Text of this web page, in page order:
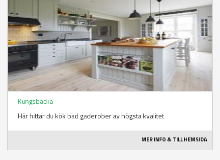
Kungsbacka
Här hittar du kök bad gaderober av högsta kvalitet
MER INFO & TILL HEMSIDA